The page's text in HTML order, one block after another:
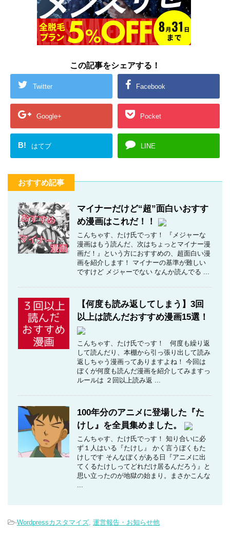
この記事をシェアする！
Twitter Facebook
Google+ Pocket
B! はてブ LINE
おすすめ記事
マイナーだけど“超”面白いおすす
め漫画はこれだ！！
こんちゃす、たけ氏でっす！ 『メジャーな
漫画はもう読んだ、次はちょっとマイナー漫
画だ！』という方におすすめの、超面白い漫
画を紹介します！ マイナーの基準が難しい
ですけど メジャーでない なんか読んでる ...
【何度も読み返してしまう】3回
以上は読んだおすすめ漫画15選！
こんちゃす、たけ氏でっす！ 何度も繰り返
して読んだり、本棚から引っ張り出して読み
返しちゃう漫画ってありますよね！ 今回は
ぼくが何度も読んだ漫画を紹介してみますっ
ルールは ２回以上読み返 ...
100年分のアニメに登場した『た
けし』を全員集めました。
こんちゃす、たけ氏でっす！ 知り合いに必
ず１人はいる『たけし』 かく言うぼくもた
けしです そんなぼくがある日『アニメに出
てくるたけしってどれだけ居るんだろう』と
思い立ったのが地獄の始まり。まさかこんな
...
-Wordpressカスタマイズ, 運営報告・お知らせ他